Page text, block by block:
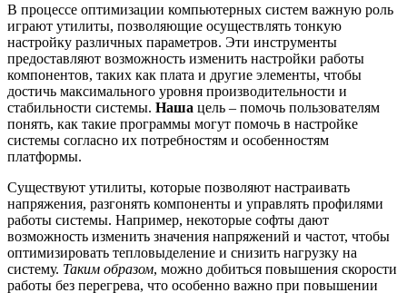
В процессе оптимизации компьютерных систем важную роль
играют утилиты, позволяющие осуществлять тонкую
настройку различных параметров. Эти инструменты
предоставляют возможность изменить настройки работы
компонентов, таких как плата и другие элементы, чтобы
достичь максимального уровня производительности и
стабильности системы. Наша цель – помочь пользователям
понять, как такие программы могут помочь в настройке
системы согласно их потребностям и особенностям
платформы.
Существуют утилиты, которые позволяют настраивать
напряжения, разгонять компоненты и управлять профилями
работы системы. Например, некоторые софты дают
возможность изменить значения напряжений и частот, чтобы
оптимизировать тепловыделение и снизить нагрузку на
систему. Таким образом, можно добиться повышения скорости
работы без перегрева, что особенно важно при повышении